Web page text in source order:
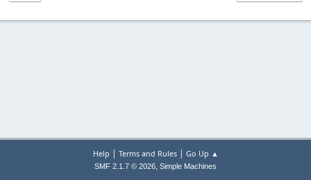
Help | Terms and Rules| Go Up ▲
SMF 2.1.7 © 2026, Simple Machines